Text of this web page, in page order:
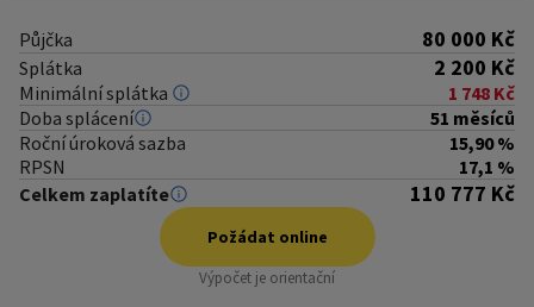
Půjčka 80 000 Kč
Splátka 2 200 Kč
Minimální splátka
1 748 Kč
Doba splácení
51 měsíců
Roční úroková sazba
15,90 %
RPSN
17,1 %
Celkem zaplatíte
110 777 Kč
Požádat online
Výpočet je orientační